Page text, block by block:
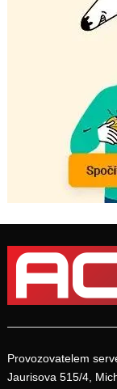
Provozovatelem
Jaurisova 515/4,